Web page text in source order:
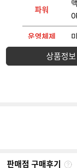
파워
운영체제
모니터상품정보
판매점 구매후기